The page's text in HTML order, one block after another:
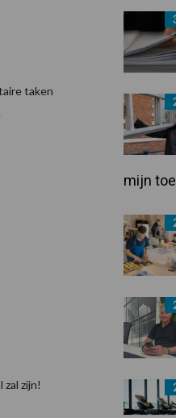
taken
zijn!
mijn